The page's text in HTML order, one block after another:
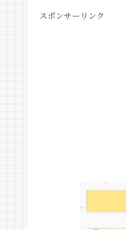
スポンサーリンク